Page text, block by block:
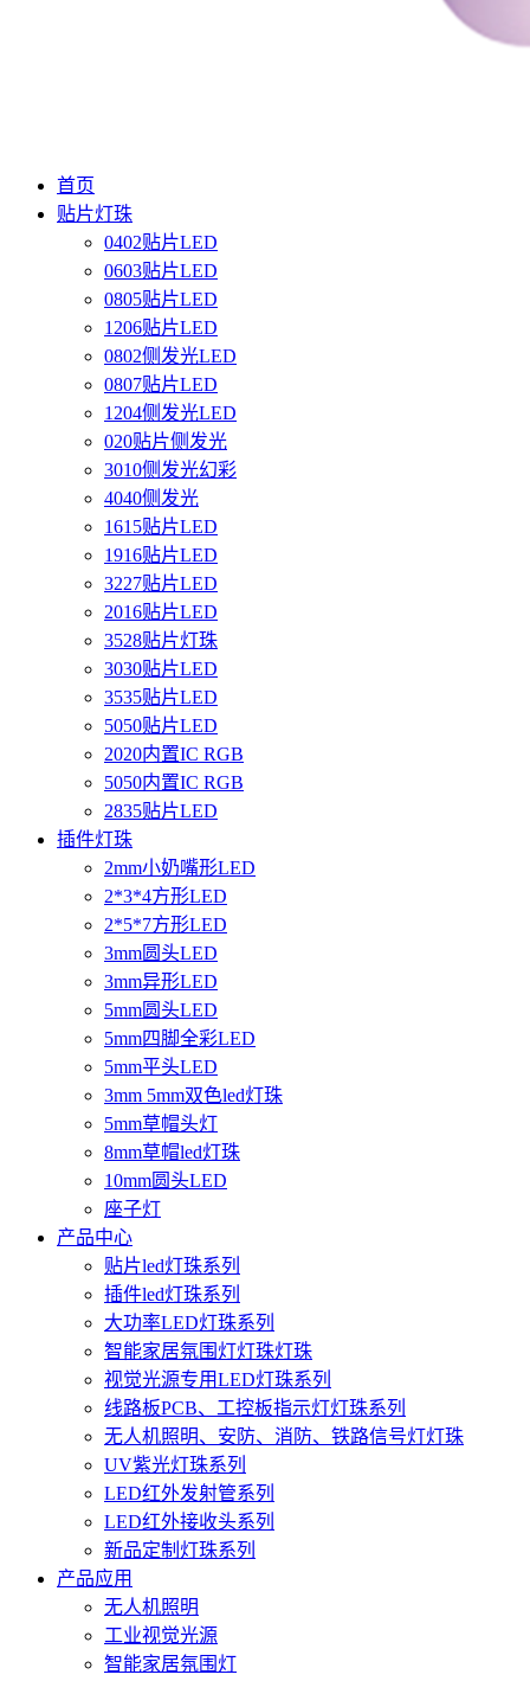
首页
贴片灯珠
0402贴片LED
0603贴片LED
0805贴片LED
1206贴片LED
0802侧发光LED
0807贴片LED
1204侧发光LED
020贴片侧发光
3010侧发光幻彩
4040侧发光
1615贴片LED
1916贴片LED
3227贴片LED
2016贴片LED
3528贴片灯珠
3030贴片LED
3535贴片LED
5050贴片LED
2020内置IC RGB
5050内置IC RGB
2835贴片LED
插件灯珠
2mm小奶嘴形LED
2*3*4方形LED
2*5*7方形LED
3mm圆头LED
3mm异形LED
5mm圆头LED
5mm四脚全彩LED
5mm平头LED
3mm 5mm双色led灯珠
5mm草帽头灯
8mm草帽led灯珠
10mm圆头LED
座子灯
产品中心
贴片led灯珠系列
插件led灯珠系列
大功率LED灯珠系列
智能家居氛围灯灯珠灯珠
视觉光源专用LED灯珠系列
线路板PCB、工控板指示灯灯珠系列
无人机照明、安防、消防、铁路信号灯灯珠
UV紫光灯珠系列
LED红外发射管系列
LED红外接收头系列
新品定制灯珠系列
产品应用
无人机照明
工业视觉光源
智能家居氛围灯